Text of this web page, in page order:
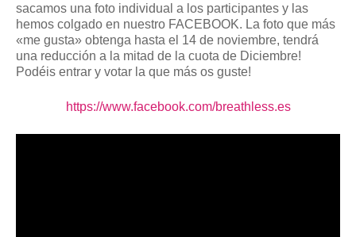
sacamos una foto individual a los participantes y las
hemos colgado en nuestro FACEBOOK. La foto que más
«me gusta» obtenga hasta el 14 de noviembre, tendrá
una reducción a la mitad de la cuota de Diciembre!
Podéis entrar y votar la que más os guste!
https://www.facebook.com/breathless.es